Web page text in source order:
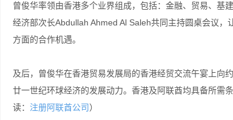
曾俊华率领由香港多个业界组成，包括：金融、贸易、基
经济部次长Abdullah Ahmed Al Saleh共同主持圆桌会议
方面的合作机遇。
及后，曾俊华在香港贸易发展局的香港经贸交流午宴上向
廿一世纪环球经济的发展动力。香港及阿联酋均具备所需
读： 注册阿联酋公司 ）